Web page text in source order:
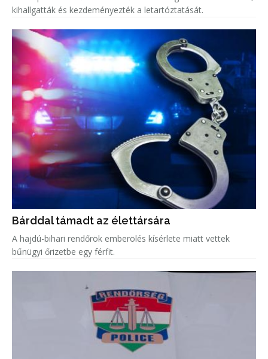
kihallgatták és kezdeményezték a letartóztatását.
Bárddal támadt az élettársára
A hajdú-bihari rendőrök emberölés kísérlete miatt vettek
bűnügyi őrizetbe egy férfit.